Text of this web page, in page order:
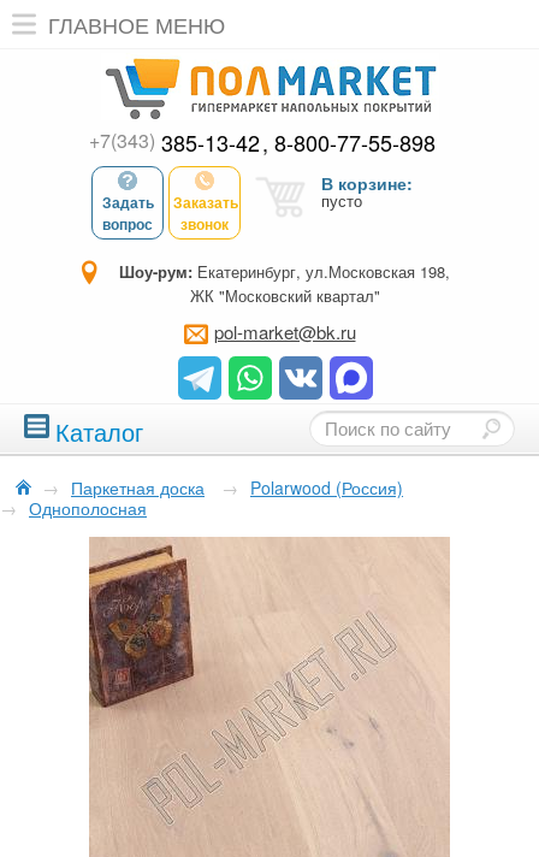
ГЛАВНОЕ МЕНЮ
+7(343) 385-13-42 8-800-77-55-898
Задать
вопрос
Заказать
звонок
В корзине:
пусто
Шоу-рум: Екатеринбург, ул.Московская 198,
ЖК "Московский квартал"
pol-market@bk.ru
Каталог
→ Паркетная доска → Polarwood (Россия)
→ Однополосная